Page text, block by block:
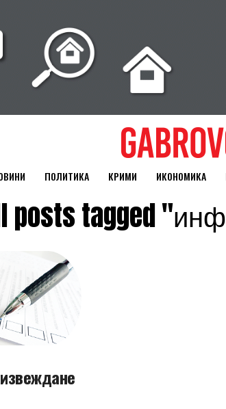
ПОЛИТИКА КРИМИ ИКОНОМИКА
posts tagged